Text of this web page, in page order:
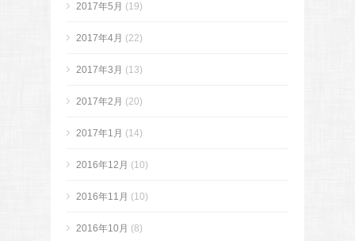
2017年5月 (19)
2017年4月 (22)
2017年3月 (13)
2017年2月 (20)
2017年1月 (14)
2016年12月 (10)
2016年11月 (10)
2016年10月 (8)